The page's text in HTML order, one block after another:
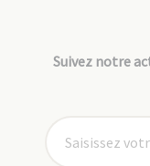
Suivez notre